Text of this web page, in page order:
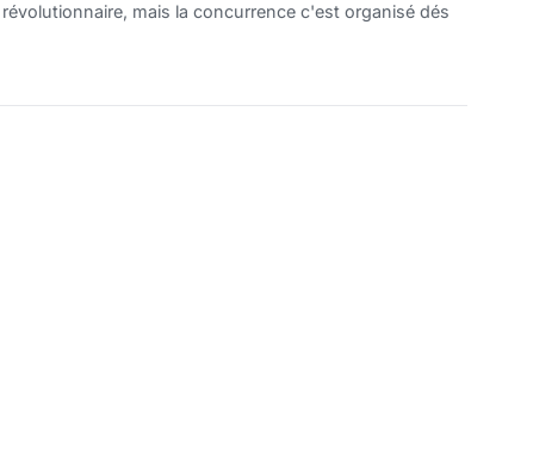
mais la concurrence c'est organisé dés